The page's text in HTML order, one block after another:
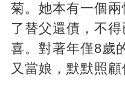
菊。她本有一個
了替父還債，不
喜。對著年僅8歲
又當娘，默默照顧